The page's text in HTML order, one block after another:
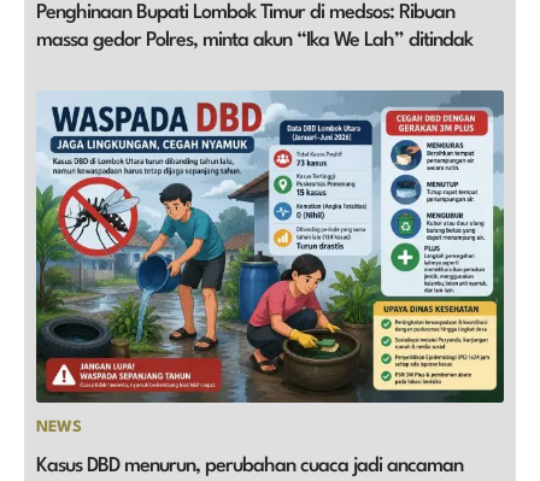
Penghinaan Bupati Lombok Timur di medsos: Ribuan
massa gedor Polres, minta akun “Ika We Lah” ditindak
NEWS
Kasus DBD menurun, perubahan cuaca jadi ancaman